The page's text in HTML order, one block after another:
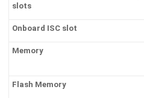
slots
Onboard ISC slot
Memory
Flash Memory